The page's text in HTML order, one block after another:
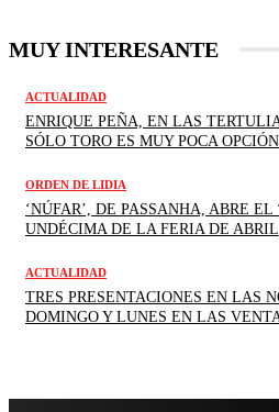
MUY INTERESANTE
ACTUALIDAD
ENRIQUE PEÑA, EN LAS
SÓLO TORO ES MUY POCA
ORDEN DE LIDIA
‘NÚFAR’, DE PASSANHA, ABRE
UNDÉCIMA DE LA FERIA DE ABRIL
ACTUALIDAD
TRES PRESENTACIONES EN LAS
DOMINGO Y LUNES EN LAS